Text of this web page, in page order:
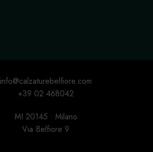
info@calzaturebelfiore.com
+39 02 468042
MI 20145 • Milano
Via Belfiore 9